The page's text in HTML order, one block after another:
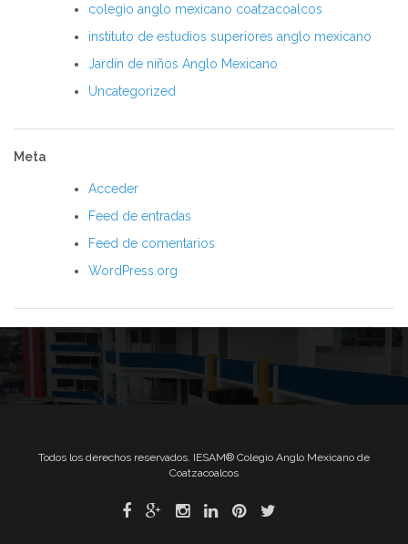
colegio anglo mexicano coatzacoalcos
instituto de estudios superiores anglo mexicano
Jardín de niños Anglo Mexicano
Uncategorized
Meta
Acceder
Feed de entradas
Feed de comentarios
WordPress.org
Todos los derechos reservados. IESAM® Colegio Anglo Mexicano de
Coatzacoalcos